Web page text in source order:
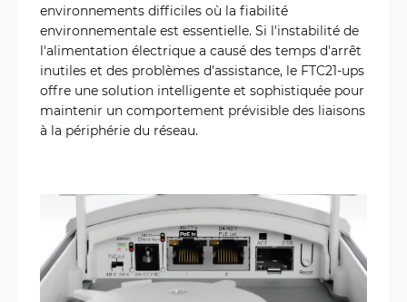
environnements difficiles où la fiabilité
environnementale est essentielle. Si l'instabilité de
l'alimentation électrique a causé des temps d'arrêt
inutiles et des problèmes d'assistance, le FTC21-ups
offre une solution intelligente et sophistiquée pour
maintenir un comportement prévisible des liaisons
à la périphérie du réseau.